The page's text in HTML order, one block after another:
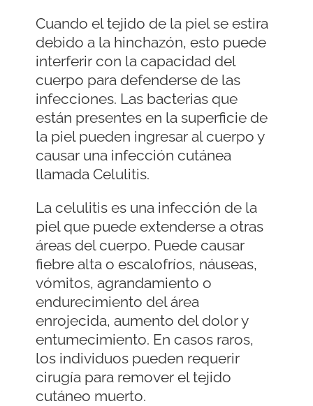
Cuando el tejido de la piel se estira
debido a la hinchazón, esto puede
interferir con la capacidad del
cuerpo para defenderse de las
infecciones. Las bacterias que
están presentes en la superficie de
la piel pueden ingresar al cuerpo y
causar una infección cutánea
llamada Celulitis.
La celulitis es una infección de la
piel que puede extenderse a otras
áreas del cuerpo. Puede causar
fiebre alta o escalofríos, náuseas,
vómitos, agrandamiento o
endurecimiento del área
enrojecida, aumento del dolor y
entumecimiento. En casos raros,
los individuos pueden requerir
cirugía para remover el tejido
cutáneo muerto.